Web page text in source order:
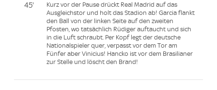
45'
Kurz vor der Pause drückt Real Madrid auf das
Ausgleichstor und holt das Stadion ab! Garcia flankt
den Ball von der linken Seite auf den zweiten
Pfosten, wo tatsächlich Rüdiger auftaucht und sich
in die Luft schraubt. Per Kopf legt der deutsche
Nationalspieler quer, verpasst vor dem Tor am
Fünfer aber Vinicius! Hancko ist vor dem Brasilianer
zur Stelle und löscht den Brand!